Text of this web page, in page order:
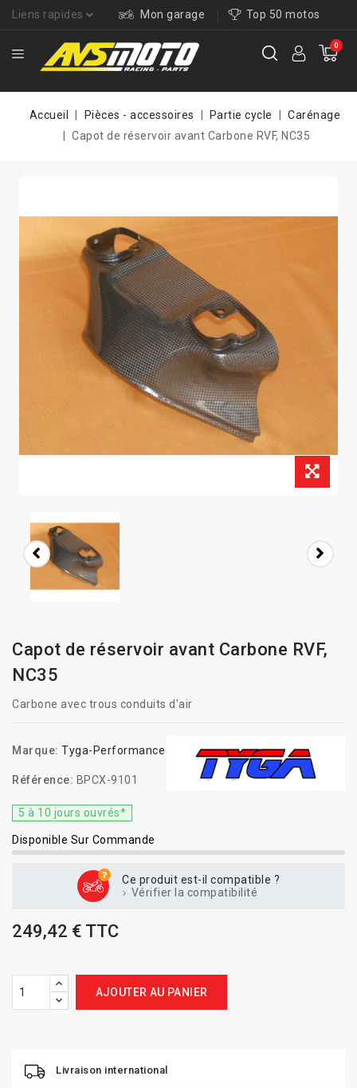
Liens rapides Mon garage Top 50 motos
0
Accueil Pièces - accessoires Partie cycle
Carénage
Capot de réservoir avant Carbone RVF, NC35
Capot de réservoir avant Carbone RVF,
NC35
Carbone avec trous conduits d'air
Marque: Tyga-Performance
Référence: BPCX-9101
5 à 10 jours ouvrés*
Disponible Sur Commande
Ce produit est-il compatible ?
Vérifier la compatibilité
249,42 € TTC
AJOUTER AU PANIER
Livraison international